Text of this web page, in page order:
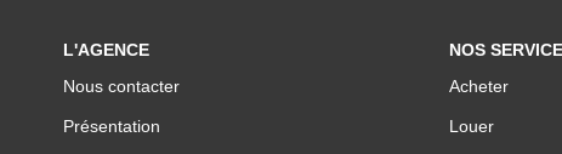
L'AGENCE
Nous contacter
Présentation
NOS
Acheter
Louer